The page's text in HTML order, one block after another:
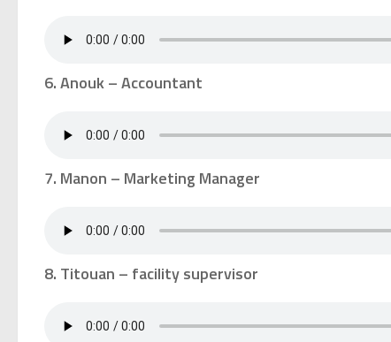
6. Anouk – Accountant
7. Manon – Marketing Manager
8. Titouan – facility supervisor